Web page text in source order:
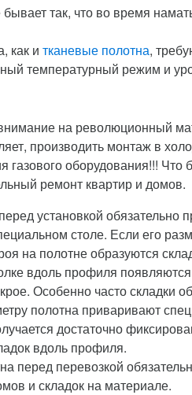
так, что во время
как и тканевые полотна,
температурный режим и
на революционный
производить монтаж в
оборудования!!! Что
ремонт квартир и домов.
установкой обязательно
столе. Если его
на полотне образуются
вдоль профиля появляются
Особенно часто складки
полотна приваривают
достаточно
вдоль профиля.
перед перевозкой
и складок на материале.